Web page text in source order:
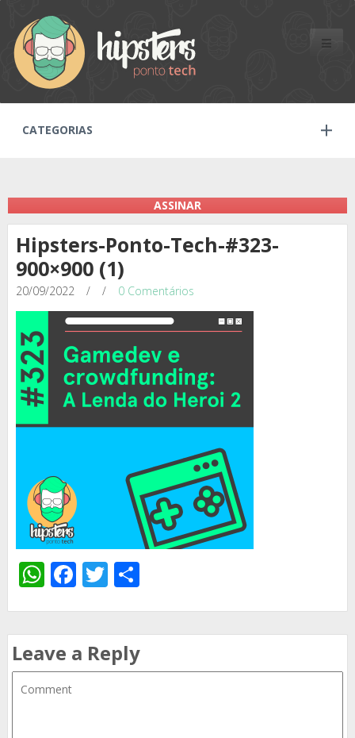
Toggle
CATEGORIAS
ASSINAR
Hipsters-Ponto-Tech-#323-
900×900 (1)
20/09/2022 / / 0 Comentários
WhatsApp
Facebook
Twitter
Leave a Reply